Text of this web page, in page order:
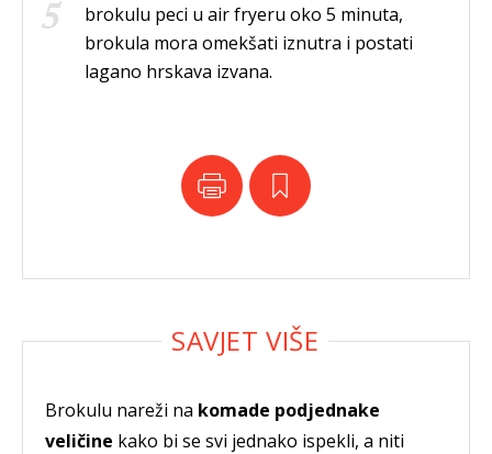
brokulu peci u air fryeru oko 5 minuta,
brokula mora omekšati iznutra i postati
lagano hrskava izvana.
Brokulu nareži na komade podjednake
veličine kako bi se svi jednako ispekli, a niti